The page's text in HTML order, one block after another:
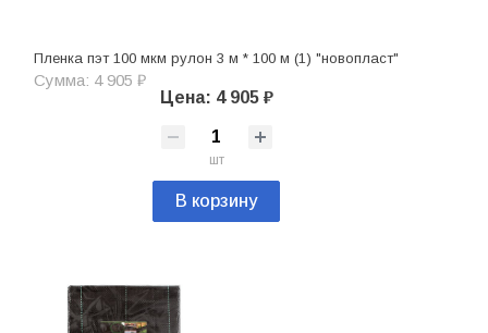
Пленка пэт 100 мкм рулон 3 м * 100 м (1) "новопласт"
Сумма: 4 905 ₽
Цена: 4 905 ₽
шт
В корзину